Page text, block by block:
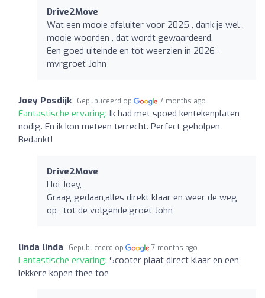
Drive2Move
Wat een mooie afsluiter voor 2025 , dank je wel ,
mooie woorden , dat wordt gewaardeerd.
Een goed uiteinde en tot weerzien in 2026 -
mvrgroet John
Joey Posdijk Gepubliceerd op 7 months ago
Fantastische ervaring: Ik had met spoed kentekenplaten
nodig. En ik kon meteen terrecht. Perfect geholpen
Bedankt!
Drive2Move
Hoi Joey,
Graag gedaan,alles direkt klaar en weer de weg
op , tot de volgende,groet John
linda linda Gepubliceerd op 7 months ago
Fantastische ervaring: Scooter plaat direct klaar en een
lekkere kopen thee toe